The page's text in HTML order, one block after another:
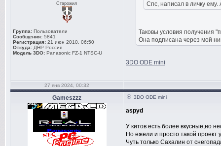
Старожил
Группа: Пользователи
Сообщения: 5841
Регистрация: 21 июн 2010, 06:50
Откуда: ДНР Россия
Модель 3DO: Panasonic FZ-1 NTSC-U
Спс, написал в личку
Таковы условия получения
Она подписана через мой
3DO ODE mini
27 янв 2024, 00:32
Gameszzz 3DO ODE mini
aspyd
У китов есть более вкусные,но
Но ежели и просто такой проект
Чуть только Сахалин от